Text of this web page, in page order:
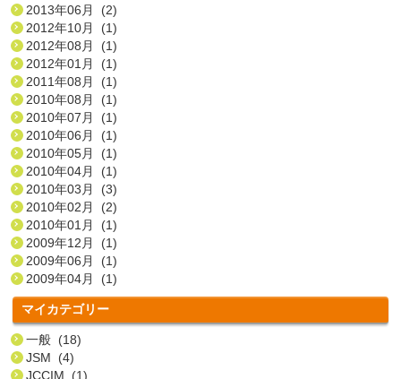
2013年06月 (2)
2012年10月 (1)
2012年08月 (1)
2012年01月 (1)
2011年08月 (1)
2010年08月 (1)
2010年07月 (1)
2010年06月 (1)
2010年05月 (1)
2010年04月 (1)
2010年03月 (3)
2010年02月 (2)
2010年01月 (1)
2009年12月 (1)
2009年06月 (1)
2009年04月 (1)
マイカテゴリー
一般 (18)
JSM (4)
JCCIM (1)